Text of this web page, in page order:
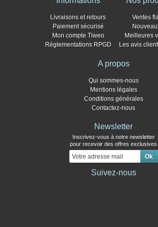
Livraisons et retours
Paiement sécurisé
Mon compte Tiweo
Réglementations RPGD
Ventes
Meilleures
Les avis
A propos
Qui sommes-nous
Mentions légales
Conditions générales
Contactez-nous
Newsletter
Inscrivez-vous à notre newsletter
pour recevoir des offres exclusives
Suivez-nous